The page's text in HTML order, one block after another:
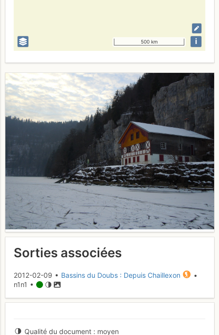
500 km i
Sorties associées
2012-02-09 • Bassins du Doubs : Depuis Chaillexon
•
n1n1 •
Qualité du document moyen